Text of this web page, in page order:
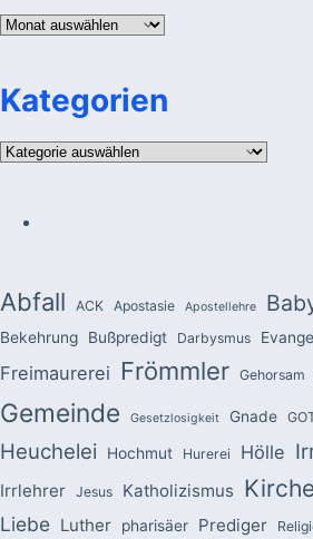
Archiv
Kategorien
Kategorien
Abfall ACK Apostasie Apostellehre
Bekehrung Bußpredigt Darbysmus
Freimaurerei Frömmler Gehorsam
Gemeinde Gesetzlosigkeit Gnade
Heuchelei Hochmut Hurerei Hölle
Irrlehrer Jesus Katholizismus
Liebe Luther pharisäer Prediger